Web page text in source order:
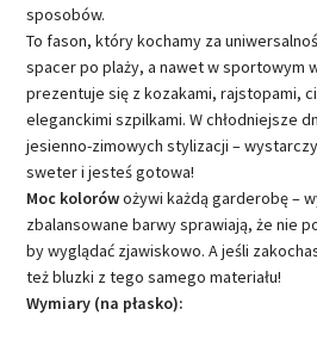
sposobów.
To fason, który kochamy za
spacer po plaży, a nawet w sportowym
prezentuje się z kozakami, rajstopami,
eleganckimi szpilkami. W chłodniejsze
jesienno-zimowych stylizacji –
sweter i jesteś gotowa!
Moc kolorówożywi każdą garderobę –
zbalansowane barwy sprawiają, że nie
by wyglądać zjawiskowo. A jeśli
też bluzki z tego samego materiału!
Wymiary (na płasko):